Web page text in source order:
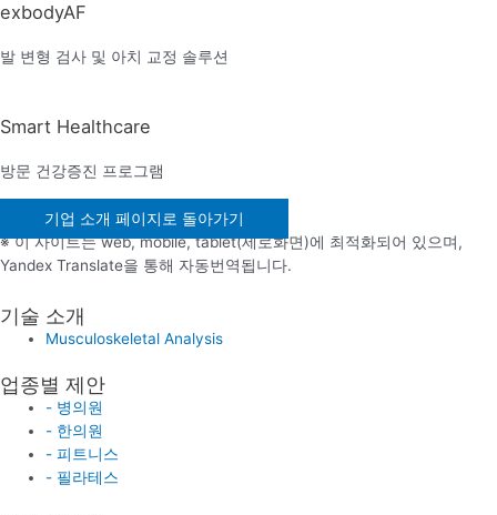
exbodyAF
발 변형 검사 및 아치 교정 솔루션
Smart Healthcare
방문 건강증진 프로그램
기업 소개 페이지로 돌아가기
※ 이 사이트는 web, mobile, tablet(세로화면)에 최적화되어 있으며,
Yandex Translate을 통해 자동번역됩니다.
기술 소개
Musculoskeletal Analysis
업종별 제안
- 병의원
- 한의원
- 피트니스
- 필라테스